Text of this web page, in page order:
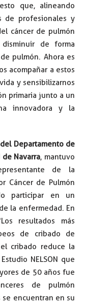
que, alineando
de profesionales y
cáncer de pulmón
de forma
pulmón. Ahora es
acompañar a estos
y sensibilizarnos
primaria junto a un
innovadora y la
Departamento de
Navarra, mantuvo
de la
Cáncer de Pulmón
participar en un
la enfermedad. En
resultados más
de cribado de
cribado reduce la
NELSON que
de 50 años fue
de pulmón
se encuentran en su